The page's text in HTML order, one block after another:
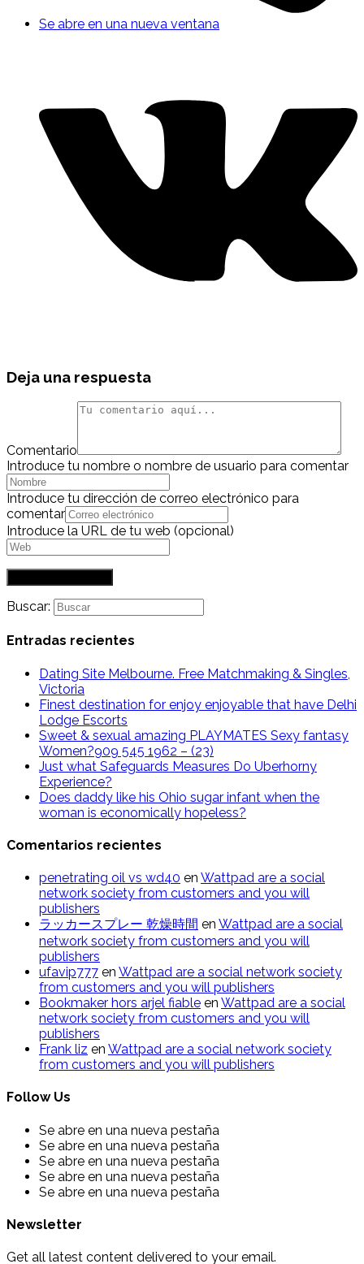
Se abre en una nueva ventana
Deja una respuesta
Comentario
Introduce tu nombre o nombre de usuario para comentar
Introduce tu dirección de correo electrónico para
comentar
Introduce la URL de tu web (opcional)
Buscar:
Entradas recientes
Dating Site Melbourne. Free Matchmaking & Singles,
Victoria
Finest destination for enjoy enjoyable that have Delhi
Lodge Escorts
Sweet & sexual amazing PLAYMATES Sexy fantasy
Women?909 545 1962 – (23)
Just what Safeguards Measures Do Uberhorny
Experience?
Does daddy like his Ohio sugar infant when the
woman is economically hopeless?
Comentarios recientes
penetrating oil vs wd40 en Wattpad are a social
network society from customers and you will
publishers
ラッカースプレー 乾燥時間 en Wattpad are a social
network society from customers and you will
publishers
ufavip777 en Wattpad are a social network society
from customers and you will publishers
Bookmaker hors arjel fiable en Wattpad are a social
network society from customers and you will
publishers
Frank liz en Wattpad are a social network society
from customers and you will publishers
Follow Us
Se abre en una nueva pestaña
Se abre en una nueva pestaña
Se abre en una nueva pestaña
Se abre en una nueva pestaña
Se abre en una nueva pestaña
Newsletter
Get all latest content delivered to your email.